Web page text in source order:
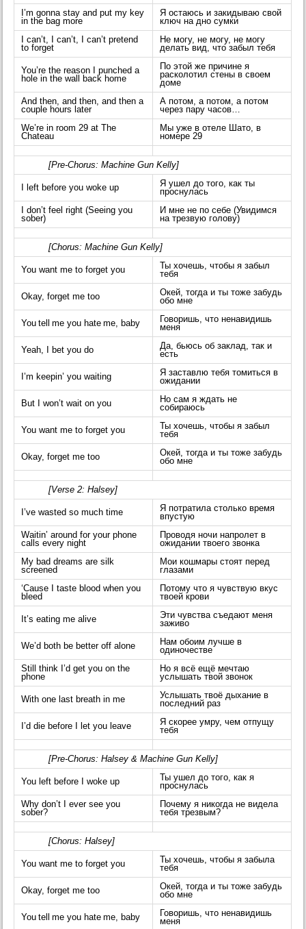
I’m gonna stay and put my key
in the bag more
Я остаюсь и закидываю свой
ключ на дно сумки
I can’t, I can’t, I can’t pretend
to forget
Не могу, не могу, не могу
делать вид, что забыл тебя
You’re the reason I punched a
hole in the wall back home
По этой же причине я
расколотил стены в своем
доме
And then, and then, and then a
couple hours later
А потом, а потом, а потом
через пару часов…
We’re in room 29 at The
Chateau
Мы уже в отеле Шато, в
номере 29
[Pre-Chorus: Machine Gun Kelly]
I left before you woke up
Я ушел до того, как ты
проснулась
I don’t feel right (Seeing you
sober)
И мне не по себе (Увидимся
на трезвую голову)
[Chorus: Machine Gun Kelly]
You want me to forget you
Ты хочешь, чтобы я забыл
тебя
Okay, forget me too
Окей, тогда и ты тоже забудь
обо мне
You tell me you hate me, baby
Говоришь, что ненавидишь
меня
Yeah, I bet you do
Да, бьюсь об заклад, так и
есть
I’m keepin’ you waiting
Я заставлю тебя томиться в
ожидании
But I won’t wait on you
Но сам я ждать не
собираюсь
You want me to forget you
Ты хочешь, чтобы я забыл
тебя
Okay, forget me too
Окей, тогда и ты тоже забудь
обо мне
[Verse 2: Halsey]
I’ve wasted so much time
Я потратила столько время
впустую
Waitin’ around for your phone
calls every night
Проводя ночи напролет в
ожидании твоего звонка
My bad dreams are silk
screened
Мои кошмары стоят перед
глазами
‘Cause I taste blood when you
bleed
Потому что я чувствую вкус
твоей крови
It’s eating me alive
Эти чувства съедают меня
заживо
We’d both be better off alone
Нам обоим лучше в
одиночестве
Still think I’d get you on the
phone
Но я всё ещё мечтаю
услышать твой звонок
With one last breath in me
Услышать твоё дыхание в
последний раз
I’d die before I let you leave
Я скорее умру, чем отпущу
тебя
[Pre-Chorus: Halsey & Machine Gun Kelly]
You left before I woke up
Ты ушел до того, как я
проснулась
Why don’t I ever see you
sober?
Почему я никогда не видела
тебя трезвым?
[Chorus: Halsey]
You want me to forget you
Ты хочешь, чтобы я забыла
тебя
Okay, forget me too
Окей, тогда и ты тоже забудь
обо мне
You tell me you hate me, baby
Говоришь, что ненавидишь
меня